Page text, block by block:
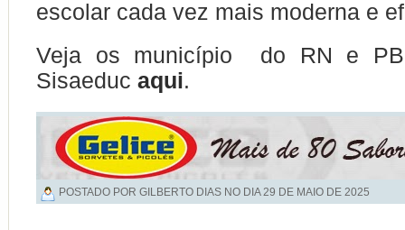
escolar cada vez mais moderna e
Veja os município do RN e PB
Sisaeduc aqui.
POSTADO POR GILBERTO DIAS NO DIA29 DE MAIO DE 2025